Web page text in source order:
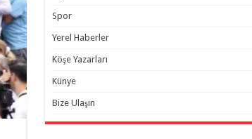
Spor
Yerel Haberler
Köşe Yazarları
Künye
Bize Ulaşın